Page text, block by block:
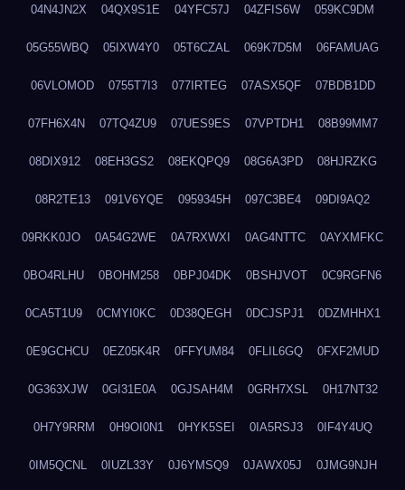
04N4JN2X 04QX9S1E 04YFC57J 04ZFIS6W 059KC9DM
05G55WBQ 05IXW4Y0 05T6CZAL 069K7D5M 06FAMUAG
06VLOMOD 0755T7I3 077IRTEG 07ASX5QF 07BDB1DD
07FH6X4N 07TQ4ZU9 07UES9ES 07VPTDH1 08B99MM7
08DIX912 08EH3GS2 08EKQPQ9 08G6A3PD 08HJRZKG
08R2TE13 091V6YQE 0959345H 097C3BE4 09DI9AQ2
09RKK0JO 0A54G2WE 0A7RXWXI 0AG4NTTC 0AYXMFKC
0BO4RLHU 0BOHM258 0BPJ04DK 0BSHJVOT 0C9RGFN6
0CA5T1U9 0CMYI0KC 0D38QEGH 0DCJSPJ1 0DZMHHX1
0E9GCHCU 0EZ05K4R 0FFYUM84 0FLIL6GQ 0FXF2MUD
0G363XJW 0GI31E0A 0GJSAH4M 0GRH7XSL 0H17NT32
0H7Y9RRM 0H9OI0N1 0HYK5SEI 0IA5RSJ3 0IF4Y4UQ
0IM5QCNL 0IUZL33Y 0J6YMSQ9 0JAWX05J 0JMG9NJH